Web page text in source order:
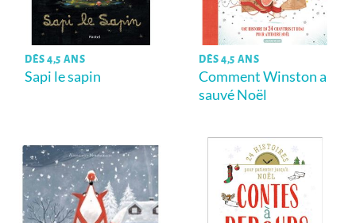
DÈS 4,5 ANS
Sapi le sapin
DÈS 4,5 ANS
Comment Winston a
sauvé Noël